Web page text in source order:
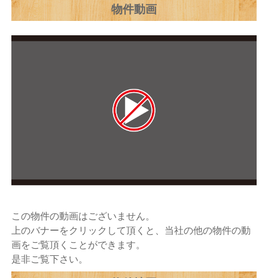
物件動画
この物件の動画はございません。
上のバナーをクリックして頂くと、当社の他の物件の動
画をご覧頂くことができます。
是非ご覧下さい。